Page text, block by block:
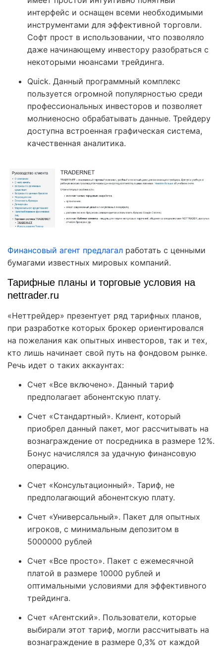
интерфейс и оснащен всеми необходимыми
инструментами для эффективной торговли.
Софт прост в использовании, что позволяло
даже начинающему инвестору разобраться с
некоторыми нюансами трейдинга.
Quick. Данный программный комплекс
пользуется огромной популярностью среди
профессиональных инвесторов и позволяет
молниеносно обрабатывать данные. Трейдеру
доступна встроенная графическая система,
качественная аналитика.
Финансовый агент предлагал работать с ценными
бумагами известных мировых компаний.
Тарифные планы и торговые условия на
nettrader.ru
«Неттрейдер» презентует ряд тарифных планов,
при разработке которых брокер ориентировался
на пожелания как опытных инвесторов, так и тех,
кто лишь начинает свой путь на фондовом рынке.
Речь идет о таких аккаунтах:
Счет «Все включено». Данный тариф
предполагает абонентскую плату.
Счет «Стандартный». Клиент, который
приобрел данный пакет, мог рассчитывать на
вознаграждение от посредника в размере 12%.
Бонус начислялся за удачную финансовую
операцию.
Счет «Консультационный». Тариф, не
предполагающий абонентскую плату.
Счет «Универсальный». Пакет для опытных
игроков, с минимальным депозитом в
5000000 рублей
Счет «Все просто». Пакет с ежемесячной
платой в размере 10000 рублей и
оптимальными условиями для эффективного
трейдинга.
Счет «Агентский». Пользователи, которые
выбирали этот тариф, могли рассчитывать на
вознаграждение в размере 0,3% от каждой